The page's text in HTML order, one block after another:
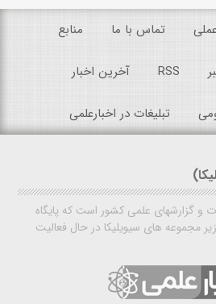
تماس با ما منابع
RSS آخرین اخبار
تبلیغات در اخبارعلمی
و گزارشهای علمی کشور است که پایگاه
مجموعه های سیویلیکا در حال فعالیت